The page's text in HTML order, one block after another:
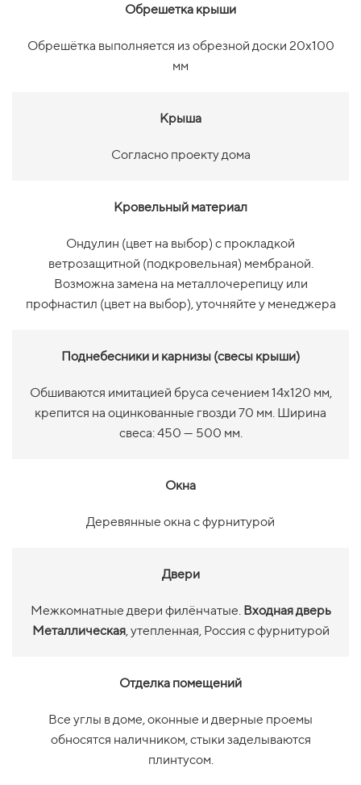
Обрешетка крыши
Обрешётка выполняется из обрезной доски 20х100
мм
Крыша
Согласно проекту дома
Кровельный материал
Ондулин (цвет на выбор) с прокладкой
ветрозащитной (подкровельная) мембраной.
Возможна замена на металлочерепицу или
профнастил (цвет на выбор), уточняйте у менеджера
Поднебесники и карнизы (свесы крыши)
Обшиваются имитацией бруса сечением 14х120 мм,
крепится на оцинкованные гвозди 70 мм. Ширина
свеса: 450 — 500 мм.
Окна
Деревянные окна с фурнитурой
Двери
Межкомнатные двери филёнчатые. Входная дверь
Металлическая, утепленная, Россия с фурнитурой
Отделка помещений
Все углы в доме, оконные и дверные проемы
обносятся наличником, стыки заделываются
плинтусом.